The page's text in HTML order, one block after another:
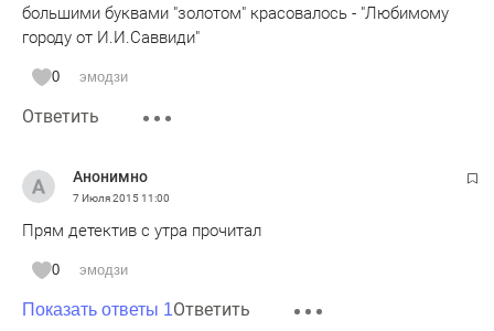
большими буквами "золотом" красовалось - "Любимому
городу от И.И.Саввиди"
0 эмодзи
Ответить
Анонимно
7 Июля 201511:00
Прям детектив с утра прочитал
0 эмодзи
Показать ответы 1Ответить